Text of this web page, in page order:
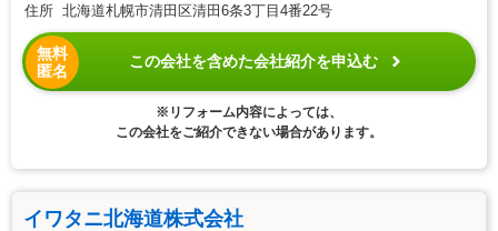
住所 北海道札幌市清田区清田6条3丁目4番22号
無料
匿名
この会社を含めた会社紹介を申込む
※リフォーム内容によっては、
この会社をご紹介できない場合があります。
イワタニ北海道株式会社